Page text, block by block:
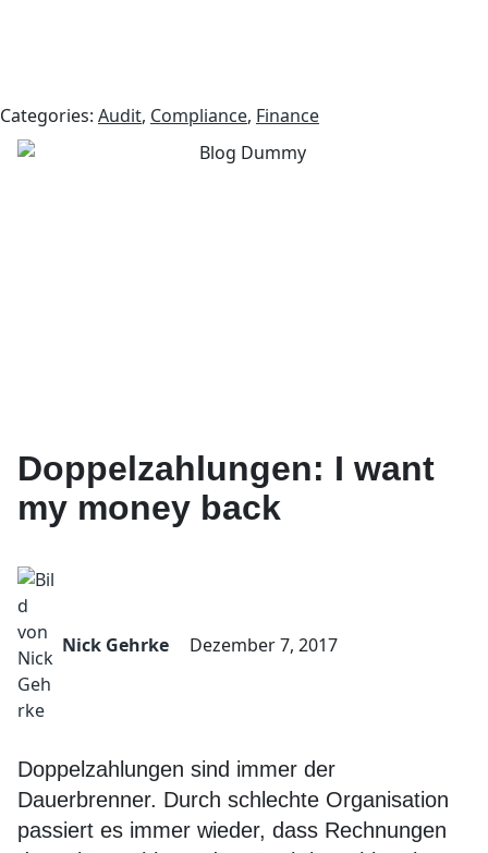
Categories: Audit, Compliance, Finance
Doppelzahlungen: I want
my money back
Nick Gehrke Dezember 7, 2017
Doppelzahlungen sind immer der
Dauerbrenner. Durch schlechte Organisation
passiert es immer wieder, dass Rechnungen